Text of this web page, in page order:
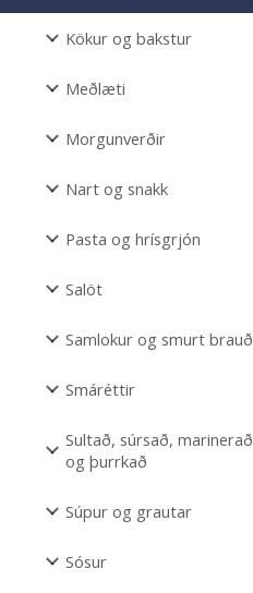
Kökur og bakstur
Meðlæti
Morgunverðir
Nart og snakk
Pasta og hrísgrjón
Salöt
Samlokur og smurt brauð
Smáréttir
Sultað, súrsað, marinerað
og þurrkað
Súpur og grautar
Sósur